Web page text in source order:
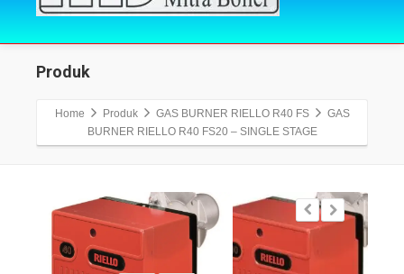
Produk
Home Produk GAS BURNER RIELLO R40 FS
GAS
BURNER RIELLO R40 FS20 – SINGLE STAGE